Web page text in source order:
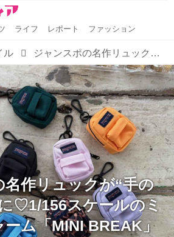
ライフ レポート ファッション
ル ジャンスポの名作リュックが“手のひらサイズ”に♡1/156スケールのミニチュアチャーム「MINI BREAK」新登場
作リュックが“手の
♡1/156スケールのミ
ム「MINI BREAK」